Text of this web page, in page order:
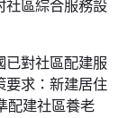
社區綜合服務設
已對社區配建服
要求：新建居住
配建社區養老